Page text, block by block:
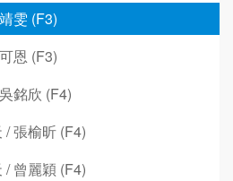
雯 (F3)
恩 (F3)
銘欣 (F4)
張榆昕 (F4)
曾麗穎 (F4)